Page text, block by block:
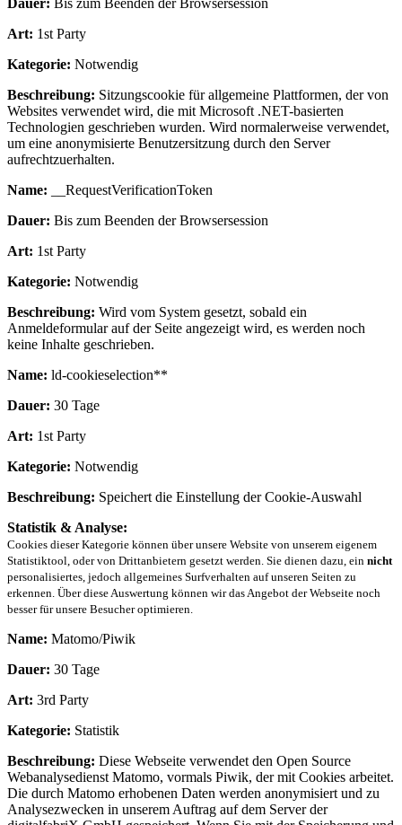
Dauer: Bis zum Beenden der Browsersession
Art: 1st Party
Kategorie: Notwendig
Beschreibung: Sitzungscookie für allgemeine Plattformen, der von
Websites verwendet wird, die mit Microsoft .NET-basierten
Technologien geschrieben wurden. Wird normalerweise verwendet,
um eine anonymisierte Benutzersitzung durch den Server
aufrechtzuerhalten.
Name: __RequestVerificationToken
Dauer: Bis zum Beenden der Browsersession
Art: 1st Party
Kategorie: Notwendig
Beschreibung: Wird vom System gesetzt, sobald ein
Anmeldeformular auf der Seite angezeigt wird, es werden noch
keine Inhalte geschrieben.
Name: ld-cookieselection**
Dauer: 30 Tage
Art: 1st Party
Kategorie: Notwendig
Beschreibung: Speichert die Einstellung der Cookie-Auswahl
Statistik & Analyse:
Cookies dieser Kategorie können über unsere Website von unserem eigenem
Statistiktool, oder von Drittanbietern gesetzt werden. Sie dienen dazu, ein nicht
personalisiertes, jedoch allgemeines Surfverhalten auf unseren Seiten zu
erkennen. Über diese Auswertung können wir das Angebot der Webseite noch
besser für unsere Besucher optimieren.
Name: Matomo/Piwik
Dauer: 30 Tage
Art: 3rd Party
Kategorie: Statistik
Beschreibung: Diese Webseite verwendet den Open Source
Webanalysedienst Matomo, vormals Piwik, der mit Cookies arbeitet.
Die durch Matomo erhobenen Daten werden anonymisiert und zu
Analysezwecken in unserem Auftrag auf dem Server der